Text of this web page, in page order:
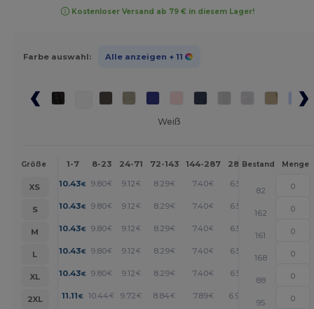
Kostenloser Versand ab 79 € in diesem Lager!
Farbe auswahl: Alle anzeigen + 11
Weiß
Größe 1-7 8-23 24-71 72-143 144-287 288 + Mehr
Bestand Menge
XS 10.43€ 9.80€ 9.12€ 8.29€ 7.40€ 6.51
82
S
10.43€ 9.80€ 9.12€ 8.29€ 7.40€ 6.51 +
162
M
10.43€ 9.80€ 9.12€ 8.29€ 7.40€ 6.51
161
L
10.43€ 9.80€ 9.12€ 8.29€ 7.40€ 6.51 +
168
XL
10.43€ 9.80€ 9.12€ 8.29€ 7.40€ 6.51
88
2XL
11.11 € 10.44 € 9.72 € 8.84 € 7.89€ 6.94
95